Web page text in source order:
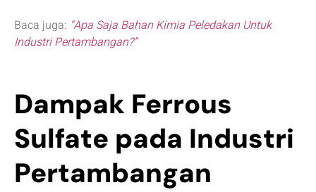
Baca juga: “Apa Saja Bahan Kimia Peledakan Untuk
Industri Pertambangan?”
Dampak Ferrous
Sulfate pada Industri
Pertambangan